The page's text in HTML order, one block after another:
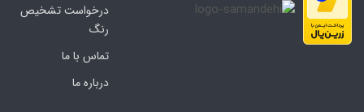
درخواست تشخیص
رنگ
تماس با ما
درباره ما